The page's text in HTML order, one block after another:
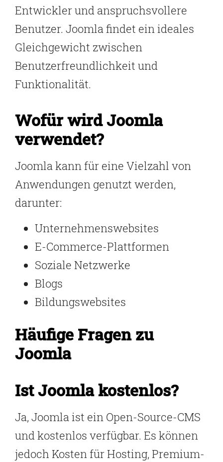
Entwickler und anspruchsvollere
Benutzer. Joomla findet ein ideales
Gleichgewicht zwischen
Benutzerfreundlichkeit und
Funktionalität.
Wofür wird Joomla
verwendet?
Joomla kann für eine Vielzahl von
Anwendungen genutzt werden,
darunter:
Unternehmenswebsites
E-Commerce-Plattformen
Soziale Netzwerke
Blogs
Bildungswebsites
Häufige Fragen zu
Joomla
Ist Joomla kostenlos?
Ja, Joomla ist ein Open-Source-CMS
und kostenlos verfügbar. Es können
jedoch Kosten für Hosting, Premium-